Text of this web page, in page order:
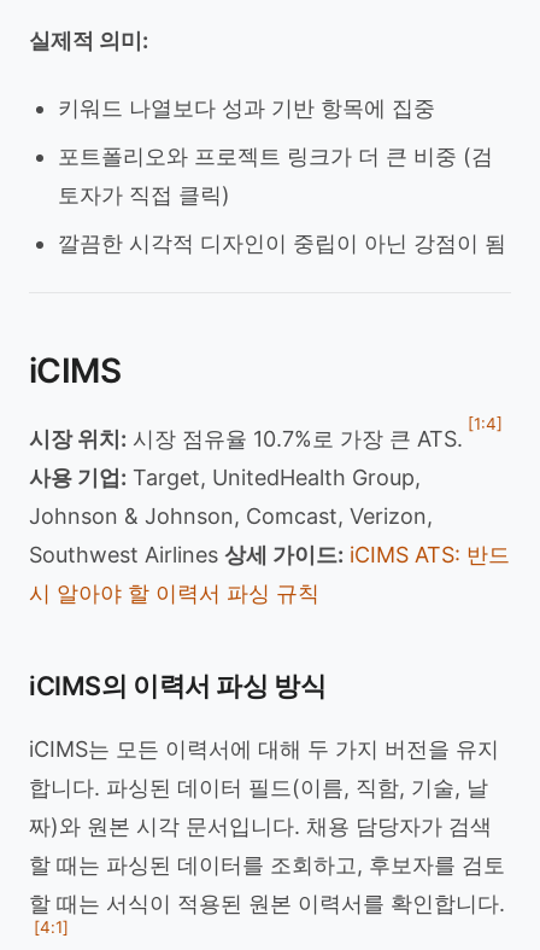
실제적 의미:
키워드 나열보다 성과 기반 항목에 집중
포트폴리오와 프로젝트 링크가 더 큰 비중 (검
토자가 직접 클릭)
깔끔한 시각적 디자인이 중립이 아닌 강점이 됨
iCIMS
시장 위치: 시장 점유율 10.7%로 가장 큰 ATS.
[1:4]
사용 기업: Target, UnitedHealth Group,
Johnson & Johnson, Comcast, Verizon,
Southwest Airlines 상세 가이드: iCIMS ATS: 반드
시 알아야 할 이력서 파싱 규칙
iCIMS의 이력서 파싱 방식
iCIMS는 모든 이력서에 대해 두 가지 버전을 유지
합니다. 파싱된 데이터 필드(이름, 직함, 기술, 날
짜)와 원본 시각 문서입니다. 채용 담당자가 검색
할 때는 파싱된 데이터를 조회하고, 후보자를 검토
할 때는 서식이 적용된 원본 이력서를 확인합니다.
[4:1]